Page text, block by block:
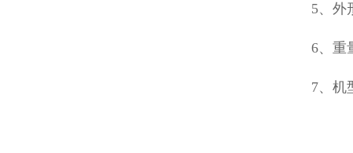
5、外
6、重
7、机